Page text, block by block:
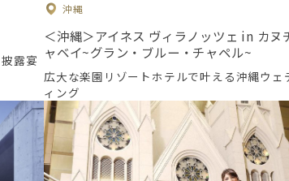
露宴
沖縄
＜沖縄＞アイネス ヴィラノッツェ in カヌ
ャベイ~グラン・ブルー・チャペル~
広大な楽園リゾートホテルで叶える沖縄ウェ
ィング